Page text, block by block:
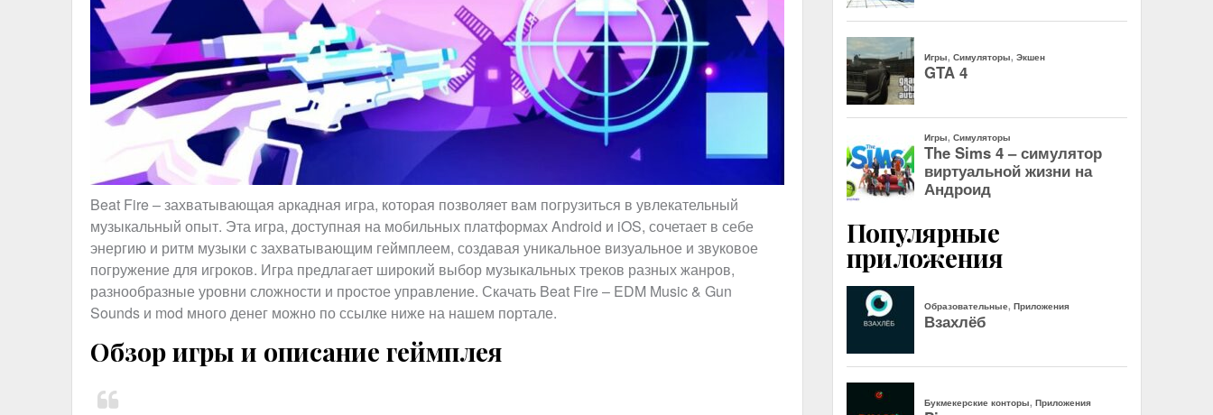
Beat Fire – захватывающая аркадная игра, которая позволяет вам погрузиться в увлекательный
музыкальный опыт. Эта игра, доступная на мобильных платформах Android и iOS, сочетает в себе
энергию и ритм музыки с захватывающим геймплеем, создавая уникальное визуальное и звуковое
погружение для игроков. Игра предлагает широкий выбор музыкальных треков разных жанров,
разнообразные уровни сложности и простое управление. Скачать Beat Fire – EDM Music & Gun
Sounds и mod много денег можно по ссылке ниже на нашем портале.
Обзор игры и описание геймплея
Популярные
приложения